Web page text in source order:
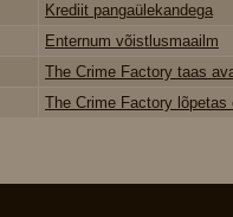
Krediit pangaülekandega
Enternum võistlusmaailm
The Crime Factory taas
The Crime Factory